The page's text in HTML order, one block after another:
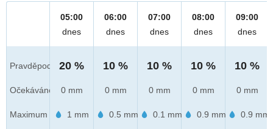
Pravděpod.
Očekáváno
Maximum
05:00
dnes
20 %
0 mm
1 mm
06:00
dnes
10 %
0 mm
0.5 mm
07:00
dnes
10 %
0 mm
0.1 mm
08:00
dnes
10 %
0 mm
0.9 mm
09:00
dnes
10 %
0 mm
0.9 mm